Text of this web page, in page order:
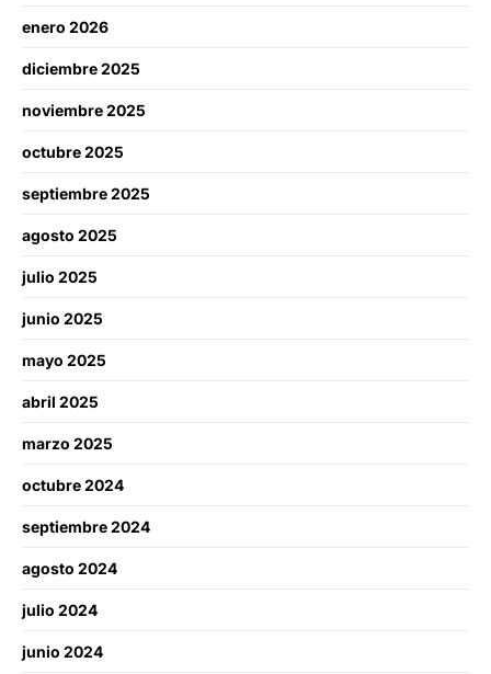
enero 2026
diciembre 2025
noviembre 2025
octubre 2025
septiembre 2025
agosto 2025
julio 2025
junio 2025
mayo 2025
abril 2025
marzo 2025
octubre 2024
septiembre 2024
agosto 2024
julio 2024
junio 2024